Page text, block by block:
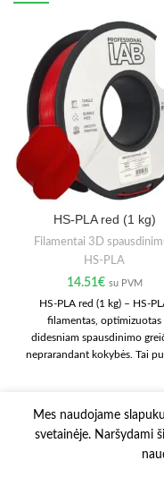
HS-PLA red (1 kg)
Filamentai 3D
HS-PLA
14.51€ su PVM
HS-PLA red (1 kg) – HS-
filamentas, optimizuotas
didesniam spausdinimo
neprarandant kokybės. Tai
kasdieniam darbui.
lengvai valdoma ir tinka
3D spausdintuvų.
Mes naudojame
svetainėje. Naršydami